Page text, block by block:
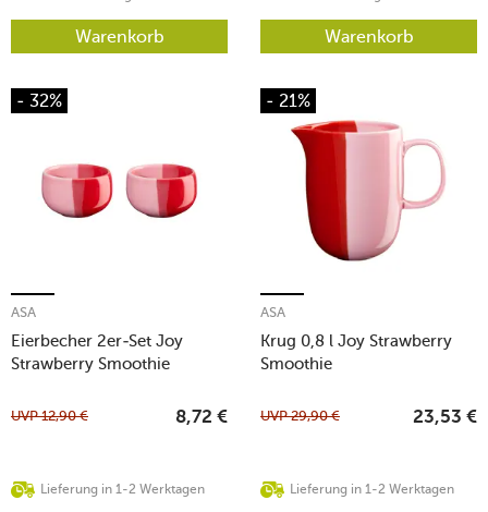
Warenkorb Warenkorb
- 32%
Eierbecher 2er-Set Joy
Strawberry Smoothie
ASA
Lieferung in 1-2 Werktagen
UVP12,90 € 8,72 €
- 21%
Krug 0,8 l Joy Strawberry
Smoothie
ASA
Lieferung in 1-2 Werktagen
UVP29,90 € 23,53 €